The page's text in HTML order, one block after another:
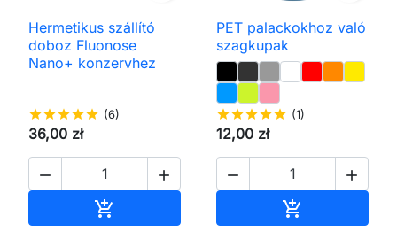
Hermetikus szállító
doboz Fluonose
Nano+ konzervhez
starstarstarstarstar (6)
36,00 zł
 

PET palackokhoz való
szagkupak
starstarstarstarstar (1)
12,00 zł
 
